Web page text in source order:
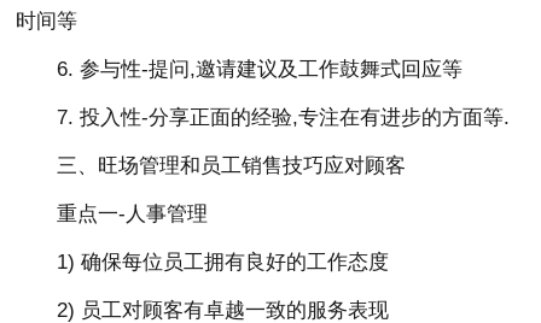
时间等
6. 参与性-提问,邀请建议及工作鼓舞式回应等
7. 投入性-分享正面的经验,专注在有进步的方面等.
三、旺场管理和员工销售技巧应对顾客
重点一-人事管理
1) 确保每位员工拥有良好的工作态度
2) 员工对顾客有卓越一致的服务表现